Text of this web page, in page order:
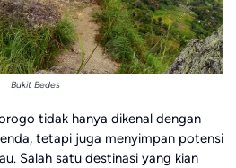
Bukit Bedes
tidak hanya dikenal dengan
tetapi juga menyimpan potensi
Salah satu destinasi yang kian